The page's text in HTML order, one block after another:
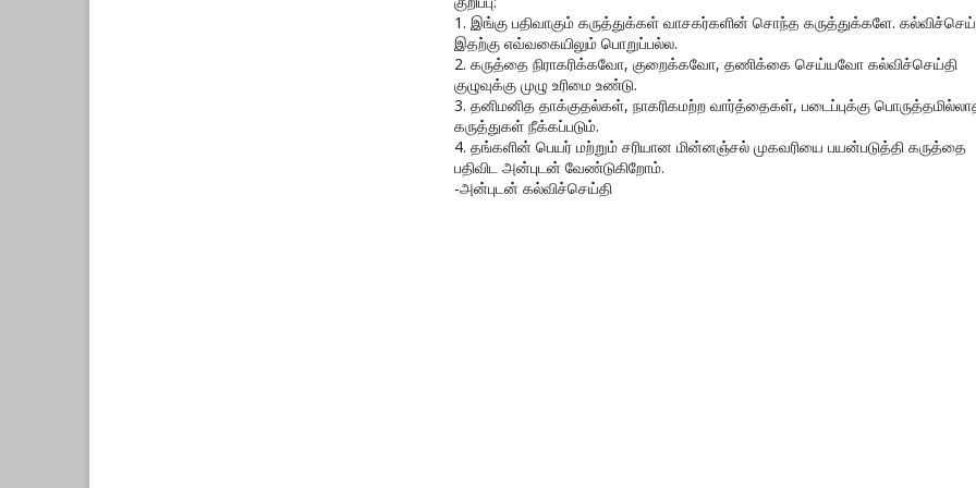
1. இங்கு பதிவாகும் கருத்துக்கள் வாசகர்களின் சொந்த கருத்துக்களே.
இதற்கு எவ்வகையிலும் பொறுப்பல்ல.
2. கருத்தை நிராகரிக்கவோ, குறைக்கவோ, தணிக்கை செய்யவோ கல்விச்செய்தி
குழுவுக்கு முழு உரிமை உண்டு.
3. தனிமனித தாக்குதல்கள், நாகரிகமற்ற வார்த்தைகள், படைப்புக்கு
கருத்துகள் நீக்கப்படும்.
4. தங்களின் பெயர் மற்றும் சரியான மின்னஞ்சல் முகவரியை பயன்படுத்தி கருத்தை
பதிவிட அன்புடன் வேண்டுகிறோம்.
-அன்புடன் கல்விச்செய்தி